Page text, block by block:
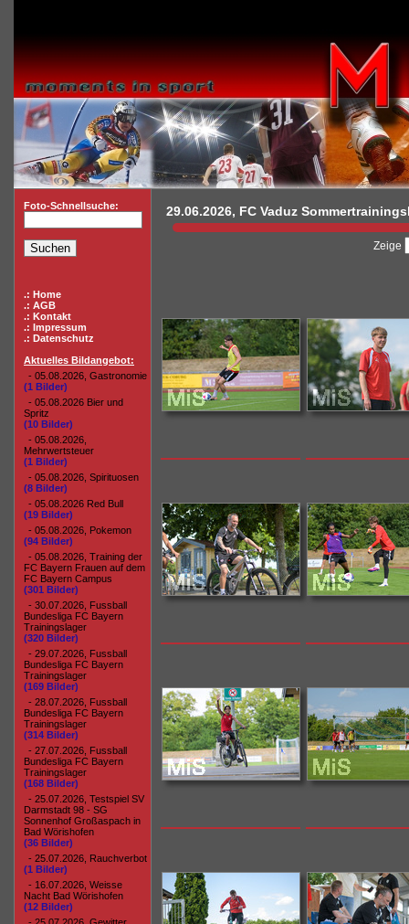
Foto-Schnellsuche:
.: Home
.: AGB
.: Kontakt
.: Impressum
.: Datenschutz
Aktuelles Bildangebot:
- 05.08.2026, Gastronomie
(1 Bilder)
- 05.08.2026 Bier und
Spritz
(10 Bilder)
- 05.08.2026,
Mehrwertsteuer
(1 Bilder)
- 05.08.2026, Spirituosen
(8 Bilder)
- 05.08.2026 Red Bull
(19 Bilder)
- 05.08.2026, Pokemon
(94 Bilder)
- 05.08.2026, Training der
FC Bayern Frauen auf dem
FC Bayern Campus
(301 Bilder)
- 30.07.2026, Fussball
Bundesliga FC Bayern
Trainingslager
(320 Bilder)
- 29.07.2026, Fussball
Bundesliga FC Bayern
Trainingslager
(169 Bilder)
- 28.07.2026, Fussball
Bundesliga FC Bayern
Trainingslager
(314 Bilder)
- 27.07.2026, Fussball
Bundesliga FC Bayern
Trainingslager
(168 Bilder)
- 25.07.2026, Testspiel SV
Darmstadt 98 - SG
Sonnenhof Großaspach in
Bad Wörishofen
(36 Bilder)
- 25.07.2026, Rauchverbot
(1 Bilder)
- 16.07.2026, Weisse
Nacht Bad Wörishofen
(12 Bilder)
29.06.2026, FC Vaduz
Zeige